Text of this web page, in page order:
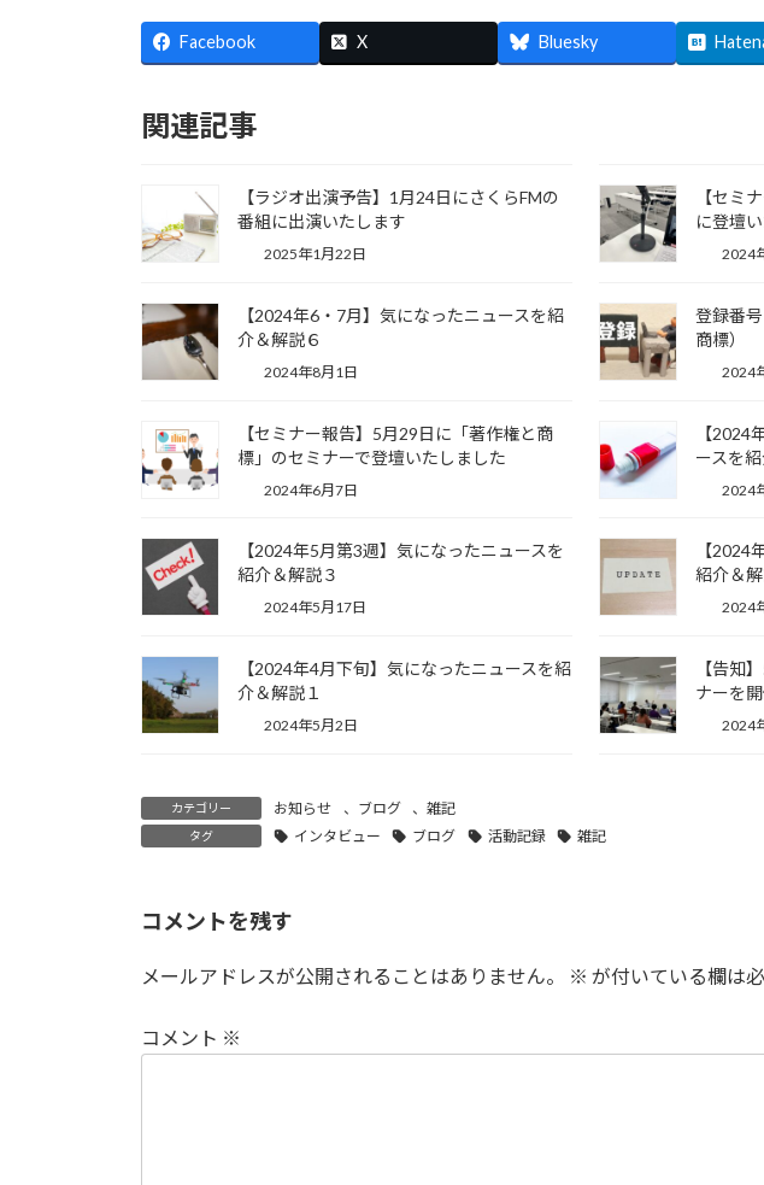
Facebook X Bluesky
関連記事
【ラジオ出演予告】1月24日にさくらFMの
番組に出演いたします
2025年1月22日
【セミ
に登壇
2024
【2024年6・7月】気になったニュースを紹
介＆解説６
2024年8月1日
登録番
商標）
2024
【セミナー報告】5月29日に「著作権と商
標」のセミナーで登壇いたしました
2024年6月7日
【2024
ースを
2024
【2024年5月第3週】気になったニュースを
紹介＆解説３
2024年5月17日
【2024
紹介＆
2024
【2024年4月下旬】気になったニュースを紹
介＆解説１
2024年5月2日
【告知
ナーを
2024
カテゴリー お知らせ 、 ブログ 、雑記
タグ インタビュー ブログ 活動記録 雑記
コメントを残す
メールアドレスが公開されることはありません。 ※ が付いている欄は
コメント ※